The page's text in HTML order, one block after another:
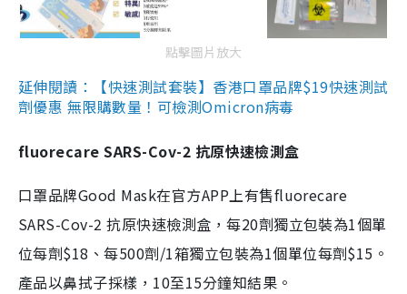
點擊圖片放大
延伸閱讀：【快速測試套裝】香港口罩品牌$19快速測試
劑優惠 無限購數量！可檢測Omicron病毒
fluorecare SARS-Cov-2 抗原快速檢測盒
口罩品牌Good Mask在官方APP上有售fluorecare
SARS-Cov-2 抗原快速檢測盒，每20劑獨立包裝為1個單
位每劑$18、每500劑/1箱獨立包裝為1個單位每劑$15。
產品以鼻拭子採樣，10至15分鐘知結果。